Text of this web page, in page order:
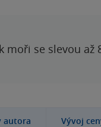
moři se slevou až
autora Vývoj